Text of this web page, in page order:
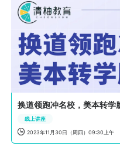
换道领跑冲名校，美本转学
线上讲座
 2023年11月30日（周四）09:30上午